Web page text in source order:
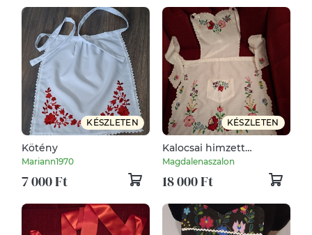
KÉSZLETEN
Kötény
Mariann1970
7 000 Ft
KÉSZLETEN
Kalocsai himzett
kötények eladóak.
Magdalenaszalon
18 000 Ft